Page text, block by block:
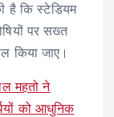
है कि स्टेडियम
पर सख्त
किया जाए।
महतो ने
को आधुनिक